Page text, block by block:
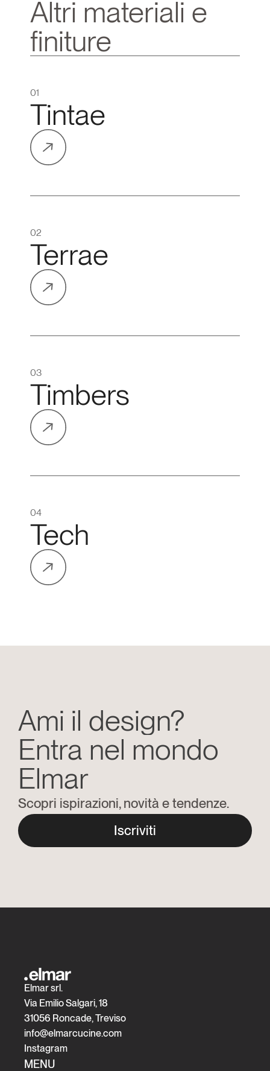
Altri materiali e
finiture
01
Tintae
02
Terrae
03
Timbers
04
Tech
Ami il design?
Entra nel mondo
Elmar
Scopri ispirazioni, novità e tendenze.
Iscriviti
Elmar srl.
Via Emilio Salgari, 18
31056 Roncade, Treviso
info@elmarcucine.com
Instagram
MENU